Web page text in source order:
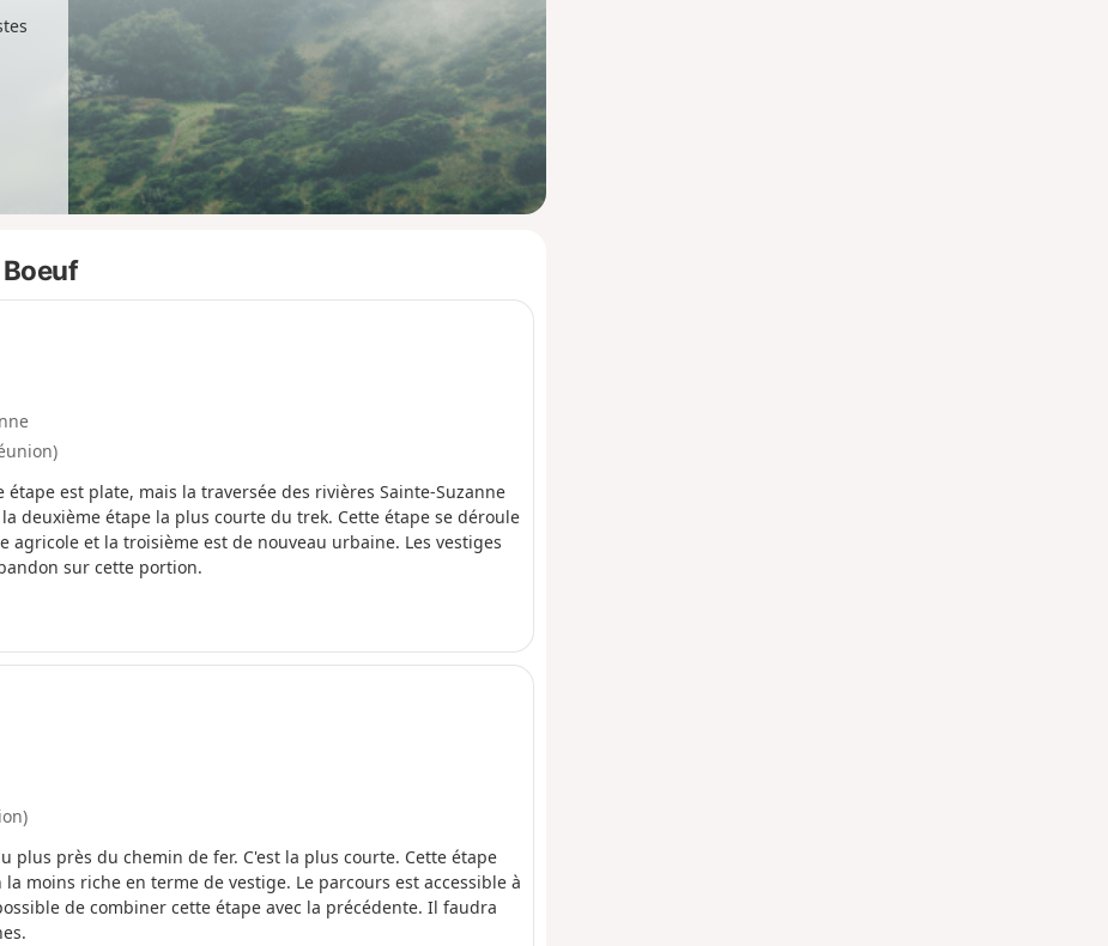
est plate, mais la traversée des rivières Sainte-Suzanne
deuxième étape la plus courte du trek. Cette étape se déroule
et la troisième est de nouveau urbaine. Les vestiges
sur cette portion.
plus près du chemin de fer. C'est la plus courte. Cette étape
moins riche en terme de vestige. Le parcours est accessible à
de combiner cette étape avec la précédente. Il faudra